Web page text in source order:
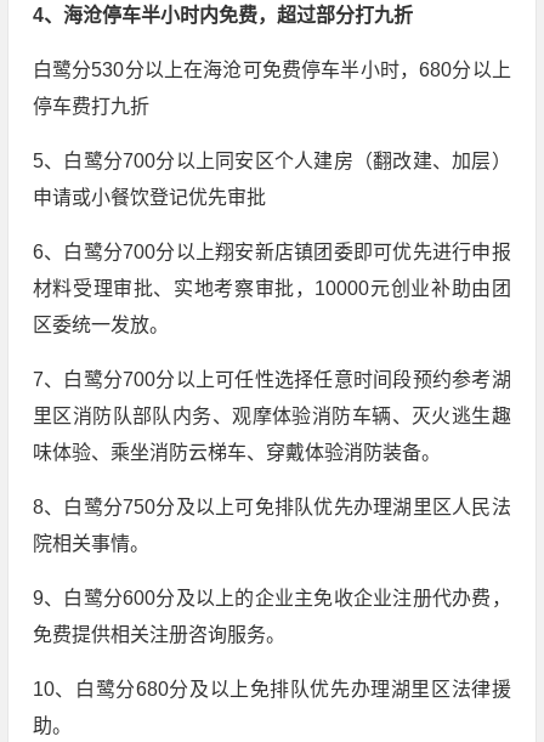
4、海沧停车半小时内免费，超过部分打九折
白鹭分530分以上在海沧可免费停车半小时，680分以上
停车费打九折
5、白鹭分700分以上同安区个人建房（翻改建、加层）
申请或小餐饮登记优先审批
6、白鹭分700分以上翔安新店镇团委即可优先进行申报
材料受理审批、实地考察审批，10000元创业补助由团
区委统一发放。
7、白鹭分700分以上可任性选择任意时间段预约参考湖
里区消防队部队内务、观摩体验消防车辆、灭火逃生趣
味体验、乘坐消防云梯车、穿戴体验消防装备。
8、白鹭分750分及以上可免排队优先办理湖里区人民法
院相关事情。
9、白鹭分600分及以上的企业主免收企业注册代办费，
免费提供相关注册咨询服务。
10、白鹭分680分及以上免排队优先办理湖里区法律援
助。